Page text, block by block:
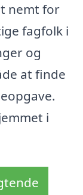
nemt for
fagfolk i
og
at finde
i